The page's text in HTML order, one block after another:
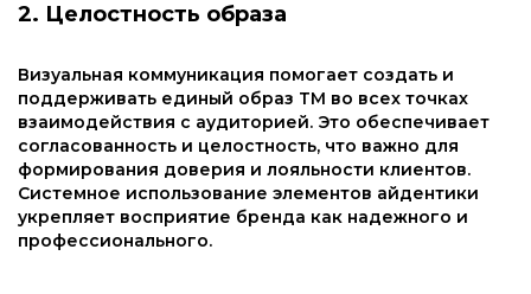
2. Целостность образа
Визуальная коммуникация помогает создать и
поддерживать единый образ ТМ во всех точках
взаимодействия с аудиторией. Это обеспечивает
согласованность и целостность, что важно для
формирования доверия и лояльности клиентов.
Системное использование элементов айдентики
укрепляет восприятие бренда как надежного и
профессионального.